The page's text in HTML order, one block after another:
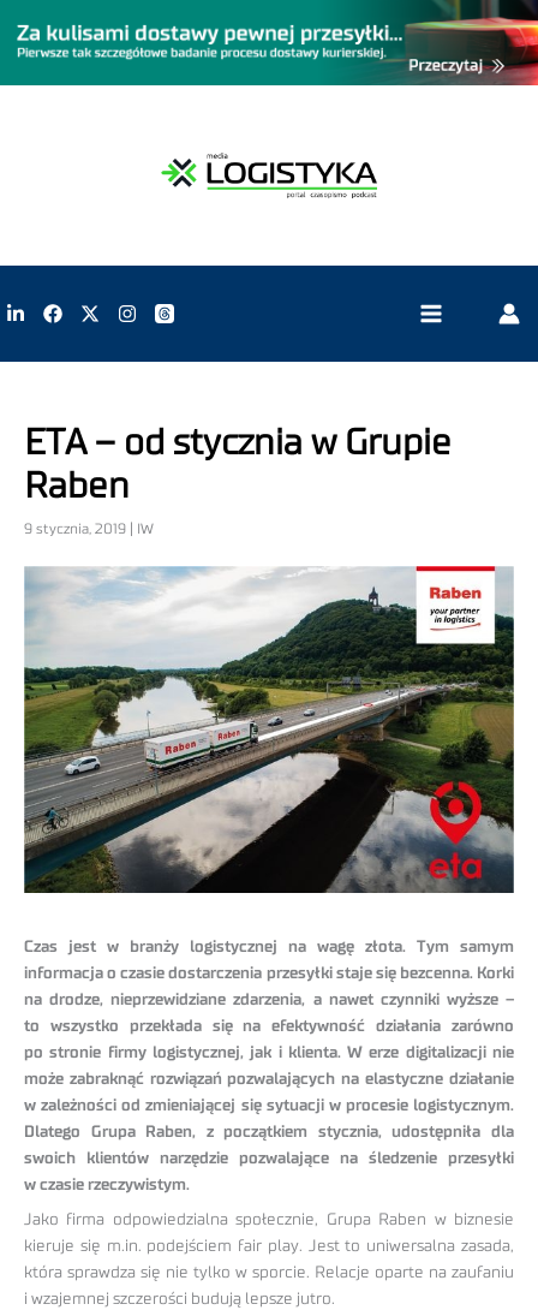
ETA – od stycznia w Grupie
Raben
9 stycznia, 2019 | IW
Czas jest w branży logistycznej na wagę złota. Tym samym
informacja o czasie dostarczenia przesyłki staje się bezcenna. Korki
na drodze, nieprzewidziane zdarzenia, a nawet czynniki wyższe –
to wszystko przekłada się na efektywność działania zarówno
po stronie firmy logistycznej, jak i klienta. W erze digitalizacji nie
może zabraknąć rozwiązań pozwalających na elastyczne działanie
w zależności od zmieniającej się sytuacji w procesie logistycznym.
Dlatego Grupa Raben, z początkiem stycznia, udostępniła dla
swoich klientów narzędzie pozwalające na śledzenie przesyłki
w czasie rzeczywistym.
Jako firma odpowiedzialna społecznie, Grupa Raben w biznesie
kieruje się m.in. podejściem fair play. Jest to uniwersalna zasada,
która sprawdza się nie tylko w sporcie. Relacje oparte na zaufaniu
i wzajemnej szczerości budują lepsze jutro.